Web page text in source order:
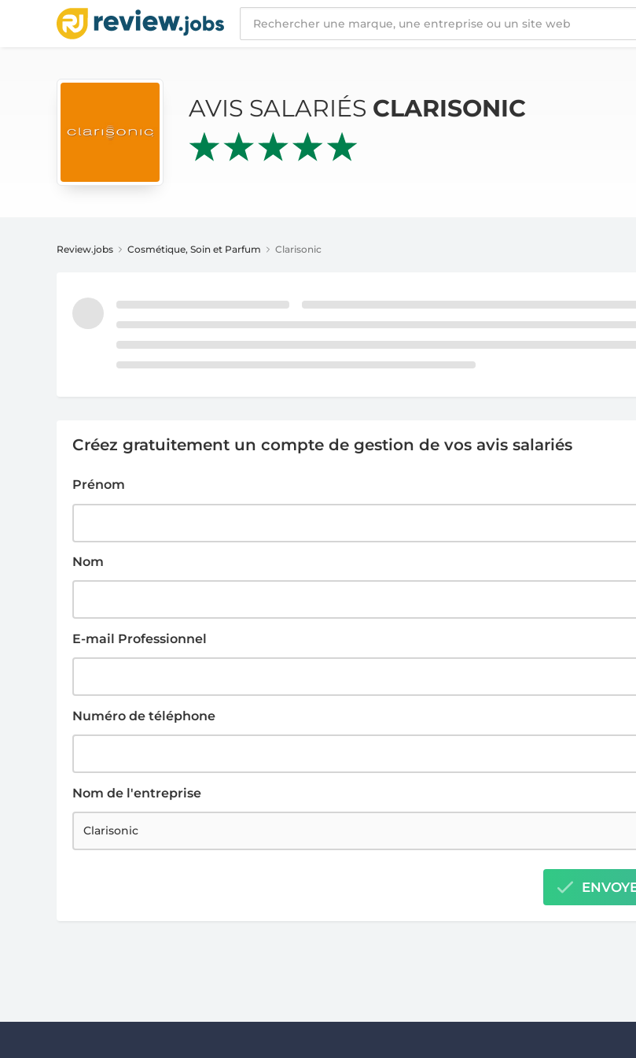
AVIS SALARIÉS CLARISONIC
AVIS SALARIÉS CLARISONIC
Review.jobs Cosmétique, Soin et Parfum Clarisonic
Créez gratuitement un compte de gestion de vos avis salariés
Prénom
Nom
E-mail Professionnel
Numéro de téléphone
Nom de l'entreprise